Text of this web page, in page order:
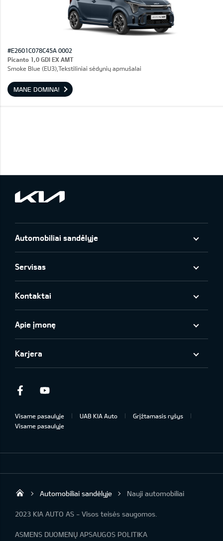
#E2601C078C45A 0002
Picanto 1,0 GDI EX AMT
Smoke Blue (EU3),Tekstiliniai sėdynių apmušalai
MANE DOMINA!
Automobiliai sandėlyje
Servisas
Kontaktai
Apie įmonę
Karjera
Facebook
Visame pasaulyje UAB KIA Auto
Grįžtamasis ryšys
Visame pasaulyje
UAB „Kia Auto“
Automobiliai sandėlyje Nauji automobiliai
2023 KIA AUTO AS - Visos teisės saugomos.
ASMENS DUOMENŲ APSAUGOS POLITIKA